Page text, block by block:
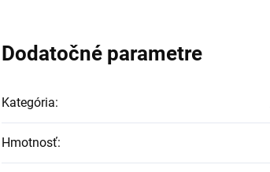
Dodatočné parametre
Kategória:
Hmotnosť: